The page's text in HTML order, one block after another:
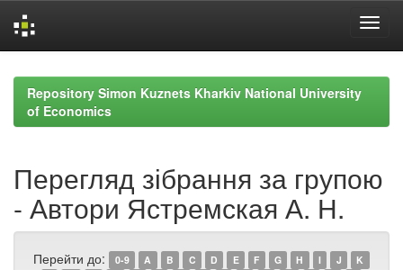
navigationRepository Simon Kuznets Kharkiv National University
of Economics
Перегляд зібрання за групою
- Автори Ястремская А. Н.
Перейти до: 0-9 A B C D E F G H I J
K